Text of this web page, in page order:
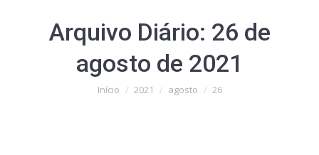
Arquivo Diário: 26 de
agosto de 2021
Você está aqui:
Início 2021 agosto 26